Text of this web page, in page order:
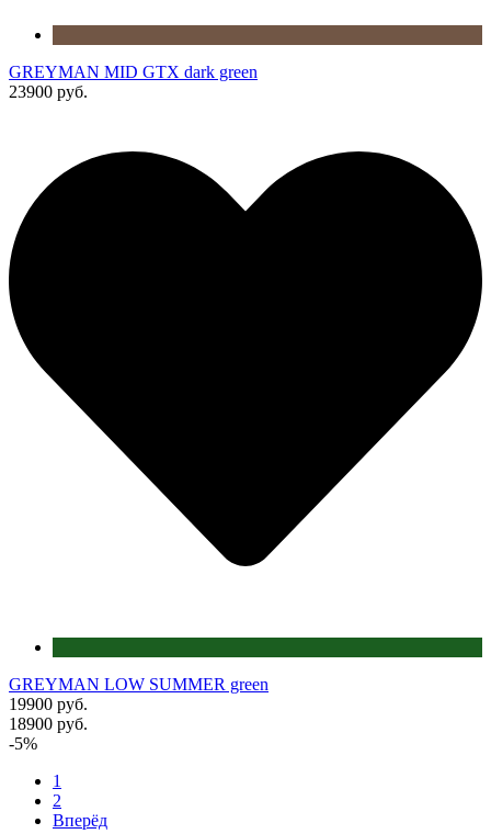
GREYMAN MID GTX dark green
23900 руб.
GREYMAN LOW SUMMER green
19900 руб.
18900 руб.
-5%
1
2
Вперёд